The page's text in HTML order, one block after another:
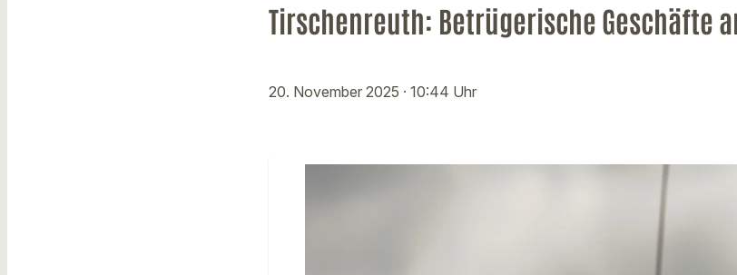
Tirschenreuth: Betrügerische Geschäfte
20. November 2025 · 10:44 Uhr